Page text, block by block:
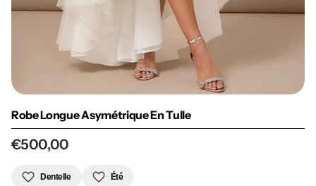
Robe Longue Asymétrique En Tulle
€500,00
Dentelle Été